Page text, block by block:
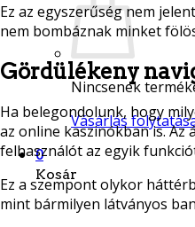
Nincsenek
Vásárlás
0
Kosár
Ez az egyszerűség nem
nem bombáznak minket
Gördülékeny
Ha belegondolunk, hogy
az online kaszinókban is.
felhasználót az egyik
Ez a szempont olykor
mint bármilyen látványos